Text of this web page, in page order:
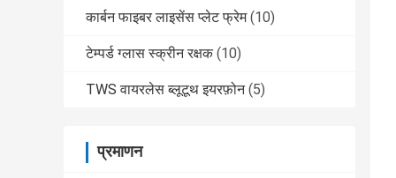
कार्बन फाइबर लाइसेंस प्लेट फ्रेम (10)
टेम्पर्ड ग्लास स्क्रीन रक्षक (10)
TWS वायरलेस ब्लूटूथ इयरफ़ोन (5)
प्रमाणन